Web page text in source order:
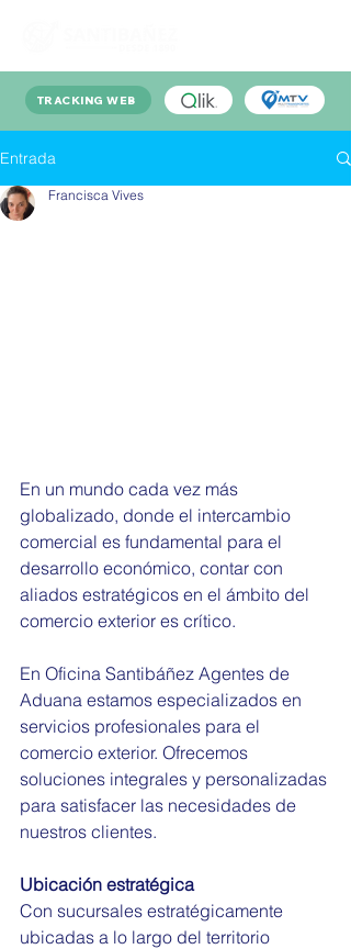
TRACKING WEB
Entrada
Francisca Vives
En un mundo cada vez más
globalizado, donde el intercambio
comercial es fundamental para el
desarrollo económico, contar con
aliados estratégicos en el ámbito del
comercio exterior es crítico.
En Oficina Santibáñez Agentes de
Aduana estamos especializados en
servicios profesionales para el
comercio exterior. Ofrecemos
soluciones integrales y personalizadas
para satisfacer las necesidades de
nuestros clientes.
Ubicación estratégica
Con sucursales estratégicamente
ubicadas a lo largo del territorio